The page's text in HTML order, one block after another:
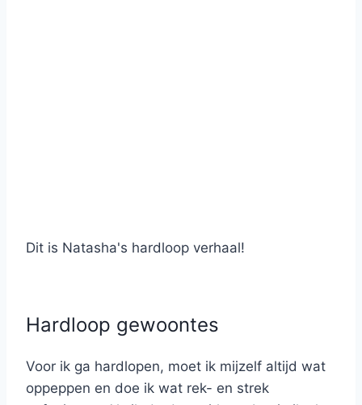
Dit is Natasha's hardloop verhaal!
Hardloop gewoontes
Voor ik ga hardlopen, moet ik mijzelf altijd wat
oppeppen en doe ik wat rek- en strek